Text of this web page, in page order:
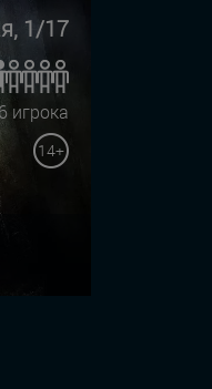
1/17
игрока
14+